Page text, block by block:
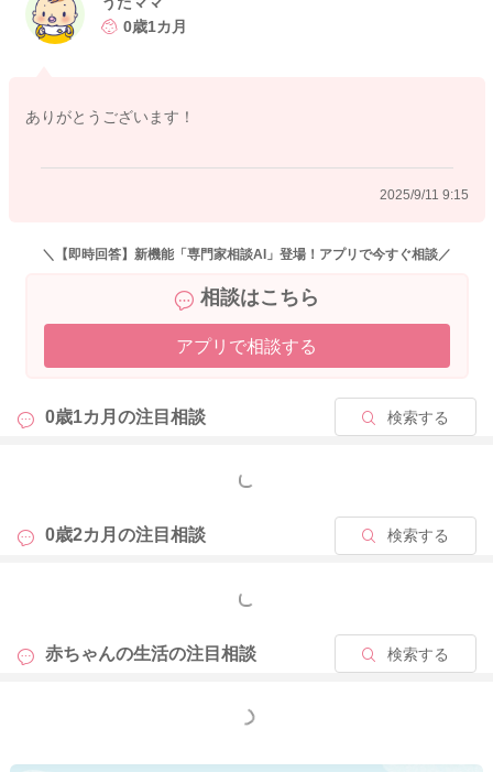
すぐに変えてあげるようにされていたら、そこまで気にしなく
よかったら参考になさってみてください。
2025/9/11 9:04
0歳1カ月
ありがとうございます！
2025/9/11 9:15
＼【即時回答】新機能「専門家相談AI」登場！アプリで今すぐ相談／
相談はこちら
アプリで相談する
0歳1カ月の注目相談 検索する
もっと見る
0歳2カ月の注目相談 検索する
もっと見る
赤ちゃんの生活の注目相談 検索する
もっと見る